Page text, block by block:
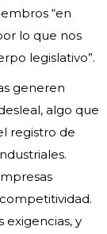
“en
lo que nos
legislativo”.
generen
algo que
registro de
exigencias, y